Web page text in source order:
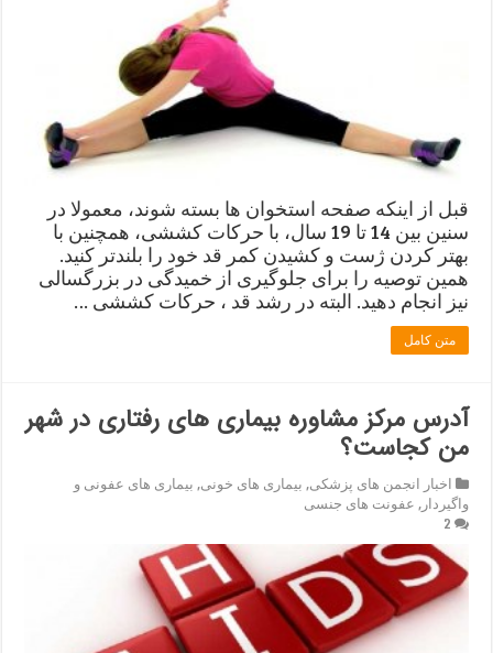
قبل از اینکه صفحه استخوان ها بسته شوند، معمولا در
سنین بین 14 تا 19 سال، با حرکات کششی، همچنین با
بهتر کردن ژست و کشیدن کمر قد خود را بلندتر کنید.
همین توصیه را برای جلوگیری از خمیدگی در بزرگسالی
نیز انجام دهید. البته در رشد قد ، حرکات کششی …
متن کامل
آدرس مرکز مشاوره بیماری های رفتاری در شهر
من کجاست؟
اخبار انجمن های پزشکی, بیماری های خونی, بیماری های عفونی و
واگیردار, عفونت های جنسی
2